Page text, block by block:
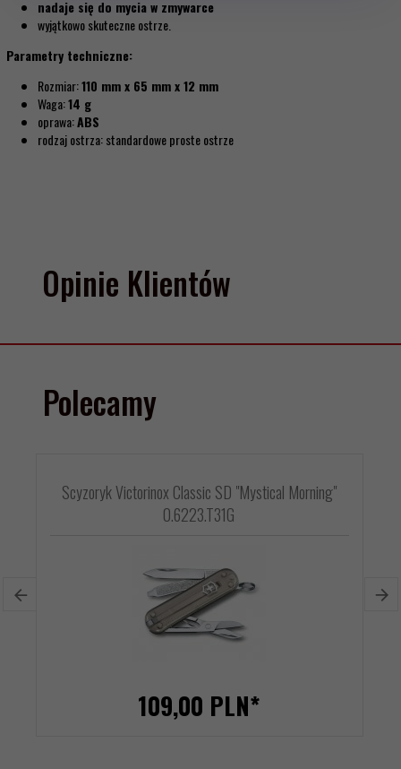
nadaje się do mycia w zmywarce
wyjątkowo skuteczne ostrze.
Parametry techniczne:
Rozmiar:110 mm x 65 mm x 12 mm
Waga:14 g
oprawa:ABS
rodzaj ostrza: standardowe proste ostrze
Opinie Klientów
Polecamy
Scyzoryk Victorinox Classic SD "Mystical Morning"
0.6223.T31G
109,00 PLN*